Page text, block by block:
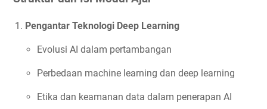
Pengantar Teknologi Deep Learning
Evolusi AI dalam pertambangan
Perbedaan machine learning dan deep learning
Etika dan keamanan data dalam penerapan AI